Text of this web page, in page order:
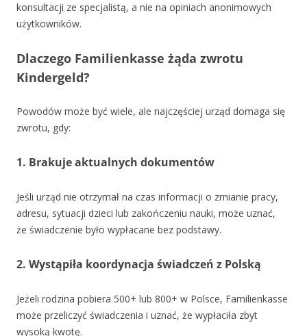
konsultacji ze specjalistą, a nie na opiniach anonimowych
użytkowników.
Dlaczego Familienkasse żąda zwrotu
Kindergeld?
Powodów może być wiele, ale najczęściej urząd domaga się
zwrotu, gdy:
1. Brakuje aktualnych dokumentów
Jeśli urząd nie otrzymał na czas informacji o zmianie pracy,
adresu, sytuacji dzieci lub zakończeniu nauki, może uznać,
że świadczenie było wypłacane bez podstawy.
2. Wystąpiła koordynacja świadczeń z Polską
Jeżeli rodzina pobiera 500+ lub 800+ w Polsce, Familienkasse
może przeliczyć świadczenia i uznać, że wypłaciła zbyt
wysoką kwotę.